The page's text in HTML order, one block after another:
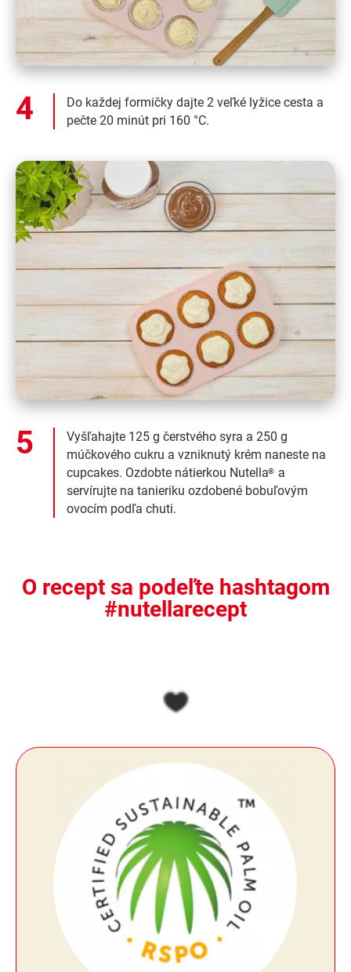
Do každej formičky dajte 2 veľké lyžice cesta a
pečte 20 minút pri 160 °C.
Vyšľahajte 125 g čerstvého syra a 250 g
múčkového cukru a vzniknutý krém naneste na
cupcakes. Ozdobte nátierkou Nutella® a
servírujte na tanieriku ozdobené bobuľovým
ovocím podľa chuti.
O recept sa podeľte hashtagom
#nutellarecept